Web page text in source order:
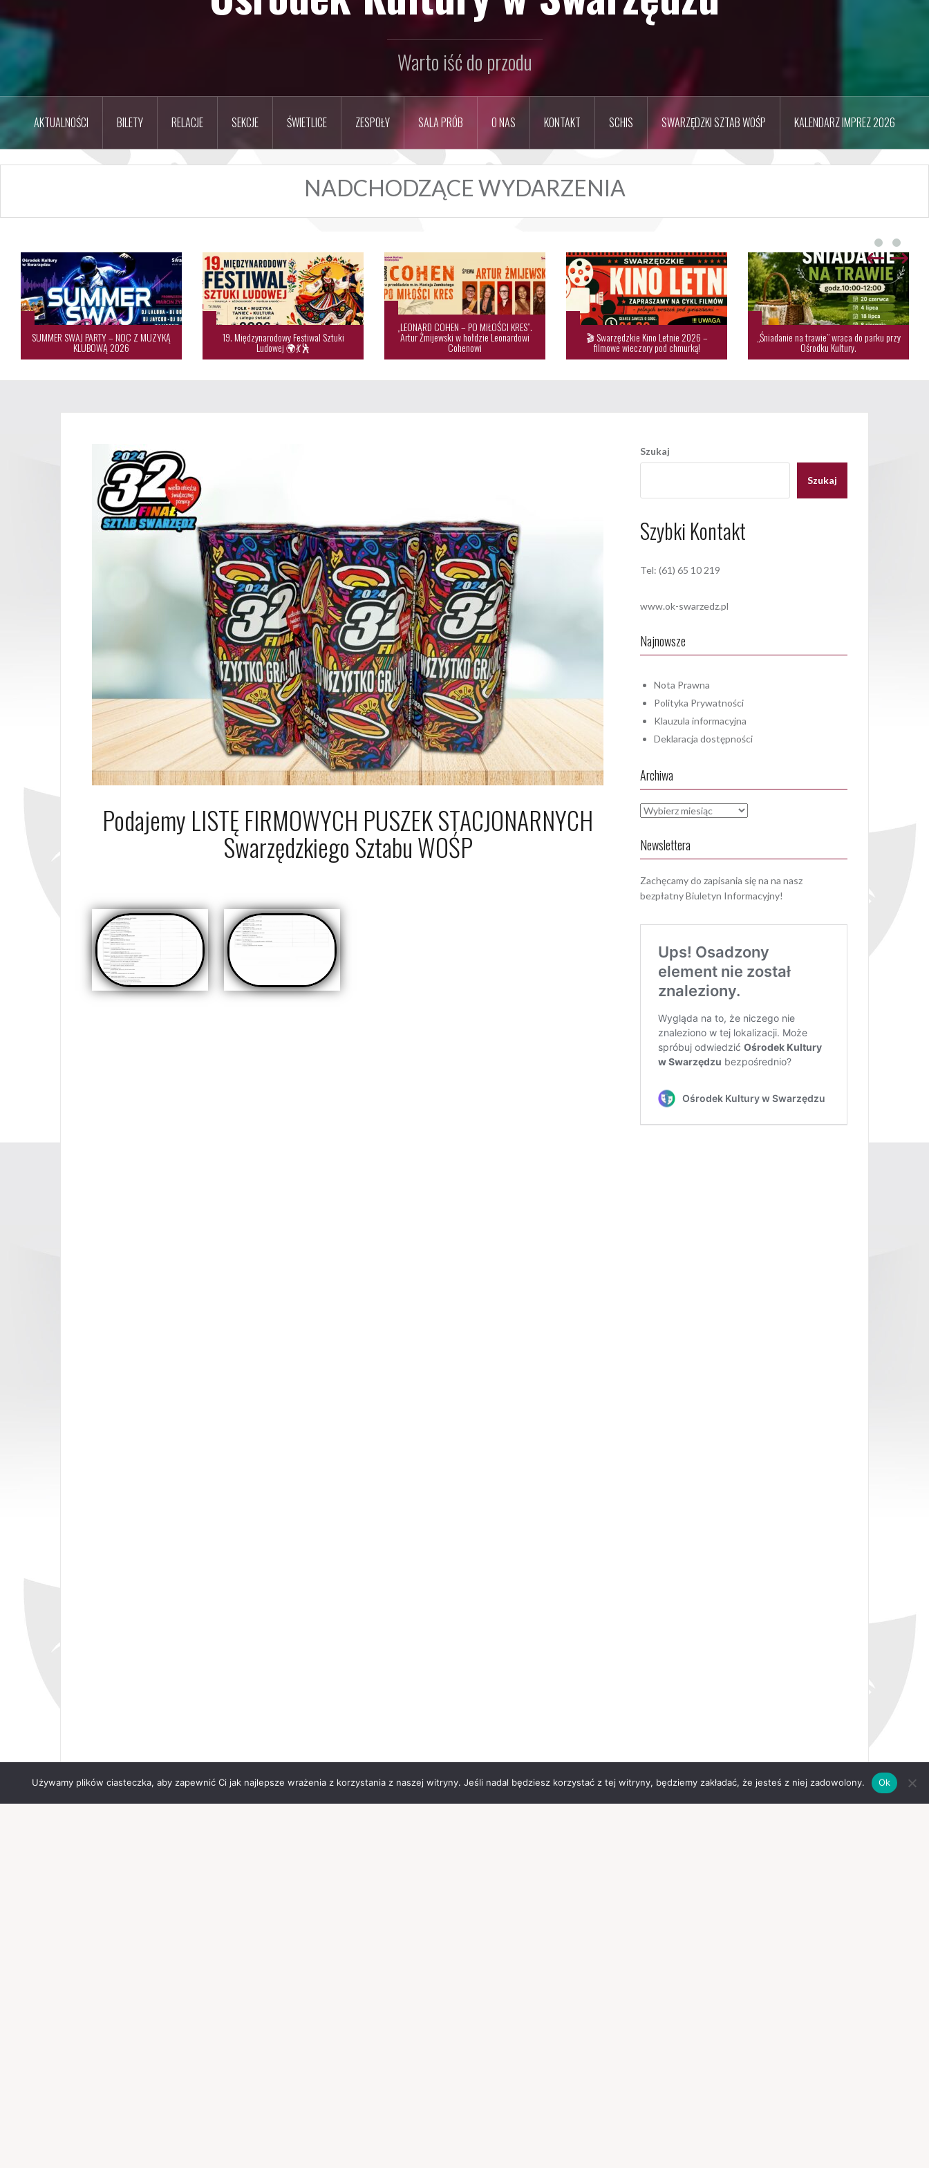
Warto iść do przodu
AKTUALNOŚCI BILETY RELACJE SEKCJE ŚWIETLICE ZESPOŁY SALA PRÓB O NAS KONTAKT SCHIS SWARZĘDZKI SZTAB WOŚP KALENDARZ IMPREZ 2026
NADCHODZĄCE WYDARZENIA
SUMMER SWAJ PARTY – NOC Z MUZYKĄ
KLUBOWĄ 2026
19. Międzynarodowy Festiwal Sztuki
Ludowej 🌍💃🕺
„LEONARD COHEN – PO MIŁOŚCI KRES”.
Artur Żmijewski w hołdzie Leonardowi
Cohenowi
🎬 Swarzędzkie Kino Letnie 2026 –
filmowe wieczory pod chmurką!
„Śniadanie na trawie” wraca do parku przy
Ośrodku Kultury.
Podajemy LISTĘ FIRMOWYCH PUSZEK STACJONARNYCH
Swarzędzkiego Sztabu WOŚP
Szukaj
Szukaj
Szybki Kontakt
Tel: (61) 65 10 219
www.ok-swarzedz.pl
Najnowsze
Nota Prawna
Polityka Prywatności
Klauzula informacyjna
Deklaracja dostępności
Archiwa
Archiwa
Newslettera
Zachęcamy do zapisania się na na nasz
bezpłatny Biuletyn Informacyjny!
Używamy plików ciasteczka, aby zapewnić Ci jak najlepsze wrażenia z korzystania z naszej witryny. Jeśli nadal będziesz korzystać z tej witryny, będziemy zakładać, że jesteś z niej zadowolony. Ok